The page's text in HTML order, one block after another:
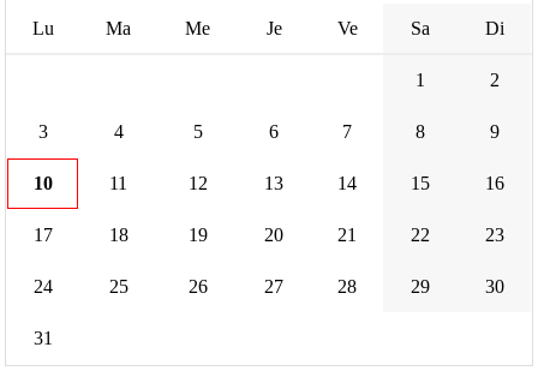
Lu Ma Me Je Ve Sa Di
1 2
3 4 5 6 7 8 9
10 11 12 13 14 15 16
17 18 19 20 21 22 23
24 25 26 27 28 29 30
31